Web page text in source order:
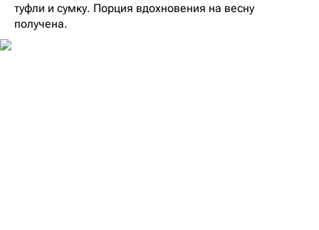
туфли и сумку. Порция вдохновения на весну
получена.